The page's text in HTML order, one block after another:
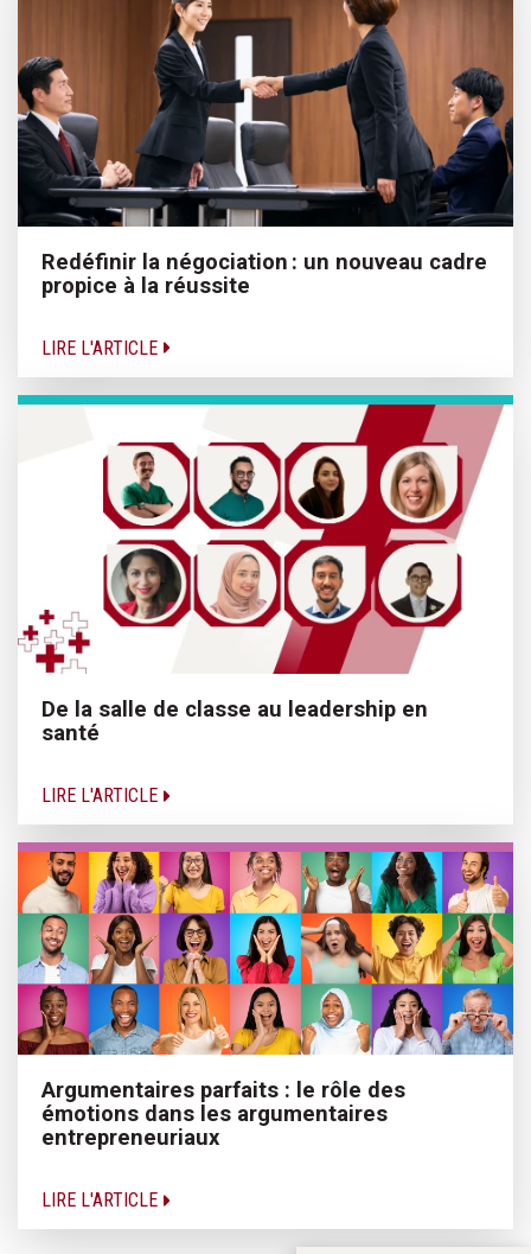
Redéfinir la négociation : un nouveau cadre
propice à la réussite
LIRE L'ARTICLE
De la salle de classe au leadership en
santé
LIRE L'ARTICLE
Argumentaires parfaits : le rôle des
émotions dans les argumentaires
entrepreneuriaux
LIRE L'ARTICLE